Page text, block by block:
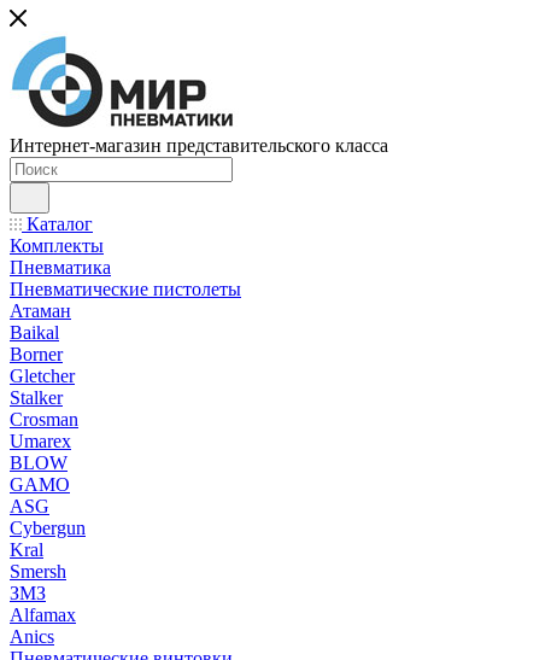
Интернет-магазин представительского класса
Каталог
Комплекты
Пневматика
Пневматические пистолеты
Атаман
Baikal
Borner
Gletcher
Stalker
Crosman
Umarex
BLOW
GAMO
ASG
Cybergun
Kral
Smersh
ЗМЗ
Alfamax
Anics